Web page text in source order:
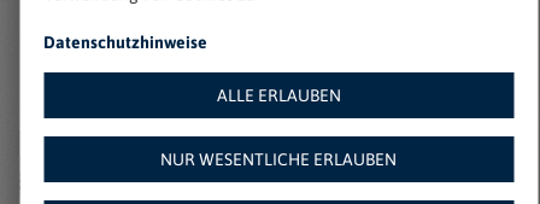
39120 Magdeburg
Zu Favoriten hinzufügen
€ 3200
38122 Braunschweig
Zu Favoriten hinzufügen
Datenschutzhinweise
ALLE ERLAUBEN
NUR WESENTLICHE ERLAUBEN